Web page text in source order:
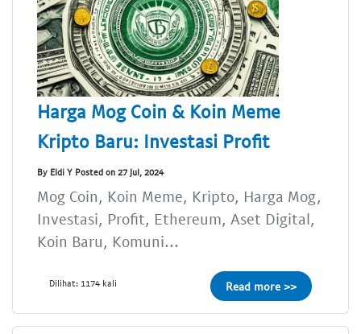
Harga Mog Coin & Koin Meme
Kripto Baru: Investasi Profit
By Eldi Y Posted on 27 Jul, 2024
Mog Coin, Koin Meme, Kripto, Harga Mog,
Investasi, Profit, Ethereum, Aset Digital,
Koin Baru, Komuni...
Dilihat: 1174 kali Read more >>